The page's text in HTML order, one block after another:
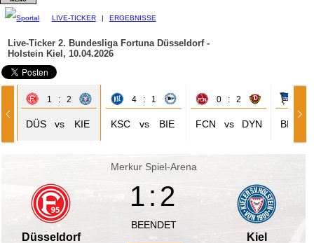
LIVE-TICKER | ERGEBNISSE
Live-Ticker 2. Bundesliga Fortuna Düsseldorf -
Holstein Kiel, 10.04.2026
1 : 2
DÜS vs KIE
4 : 1
KSC vs BIE
0 : 2
FCN vs DYN BER
Merkur Spiel-Arena
Düsseldorf
1:2
BEENDET
Kiel